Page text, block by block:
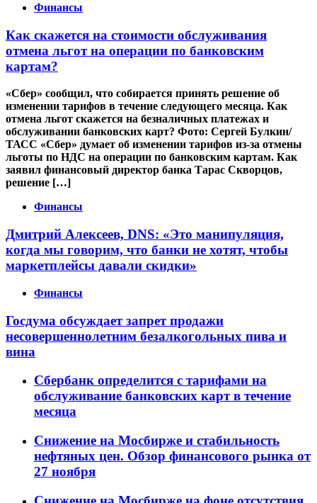
Финансы
Как скажется на стоимости обслуживания
отмена льгот на операции по банковским
картам?
«Сбер» сообщил, что собирается принять решение об
изменении тарифов в течение следующего месяца. Как
отмена льгот скажется на безналичных платежах и
обслуживании банковских карт? Фото: Сергей Булкин/
ТАСС «Сбер» думает об изменении тарифов из-за отмены
льготы по НДС на операции по банковским картам. Как
заявил финансовый директор банка Тарас Скворцов,
решение […]
Финансы
Дмитрий Алексеев, DNS: «Это манипуляция,
когда мы говорим, что банки не хотят, чтобы
маркетплейсы давали скидки»
Финансы
Госдума обсуждает запрет продажи
несовершеннолетним безалкогольных пива и
вина
Сбербанк определится с тарифами на
обслуживание банковских карт в течение
месяца
Снижение на Мосбирже и стабильность
нефтяных цен. Обзор финансового рынка от
27 ноября